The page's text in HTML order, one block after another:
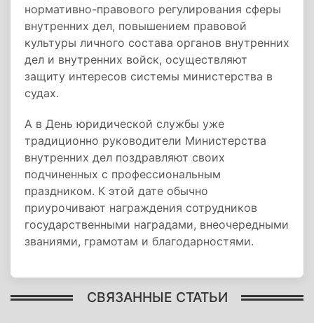
нормативно-правового регулирования сферы
внутренних дел, повышением правовой
культуры личного состава органов внутренних
дел и внутренних войск, осуществляют
защиту интересов системы министерства в
судах.
А в День юридической службы уже
традиционно руководители Министерства
внутренних дел поздравляют своих
подчиненных с профессиональным
праздником. К этой дате обычно
приурочивают награждения сотрудников
государственными наградами, внеочередными
званиями, грамотам и благодарностями.
СВЯЗАННЫЕ СТАТЬИ